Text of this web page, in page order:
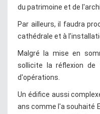
du patrimoine et de
Par ailleurs, il faudra
cathédrale et à
Malgré la mise en
sollicite la réflexion
d'opérations.
Un édifice aussi
ans comme l'a souhaité